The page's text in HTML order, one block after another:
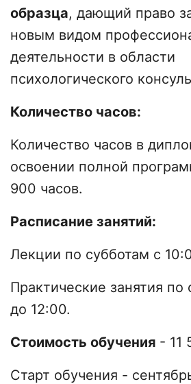
образца, дающий право
новым видом
деятельности в области
психологического
Количество часов:
Количество часов в
освоении полной
900 часов.
Расписание занятий:
Лекции по субботам с
Практические занятия
до 12:00.
Стоимость обучения - 11
Старт обучения -